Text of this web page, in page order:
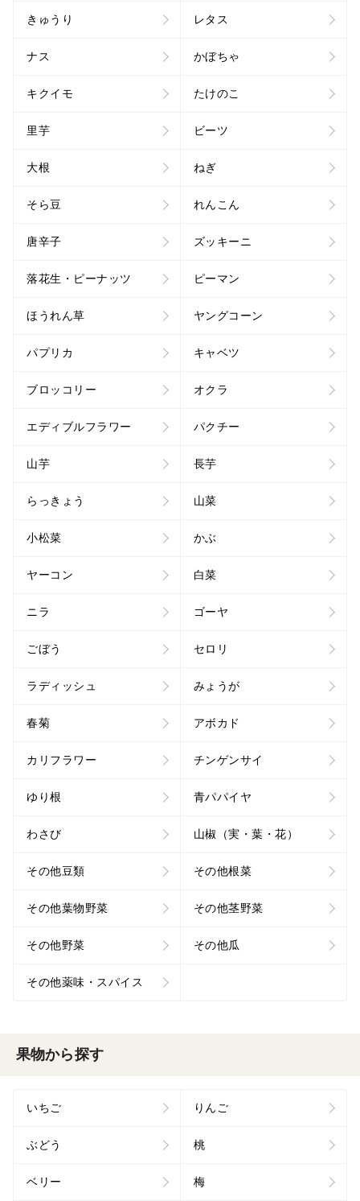
きゅうり レタス
ナス かぼちゃ
キクイモ たけのこ
里芋 ビーツ
大根 ねぎ
そら豆 れんこん
唐辛子 ズッキーニ
落花生・ピーナッツ ピーマン
ほうれん草 ヤングコーン
パプリカ キャベツ
ブロッコリー オクラ
エディブルフラワー パクチー
山芋 長芋
らっきょう 山菜
小松菜 かぶ
ヤーコン 白菜
ニラ ゴーヤ
ごぼう セロリ
ラディッシュ みょうが
春菊 アボカド
カリフラワー チンゲンサイ
ゆり根 青パパイヤ
わさび 山椒（実・葉・花）
その他豆類 その他根菜
その他葉物野菜 その他茎野菜
その他野菜 その他瓜
その他薬味・スパイス
果物から探す
いちご りんご
ぶどう 桃
ベリー 梅